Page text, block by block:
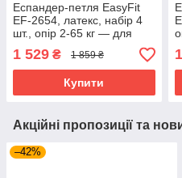
Еспандер-петля EasyFit
EF-2654, латекс, набір 4
шт., опір 2-65 кг — для
фітнесу та кросфіту
1 529 ₴ 1 859 ₴
Купити
Акційні пропозиції та
–42%